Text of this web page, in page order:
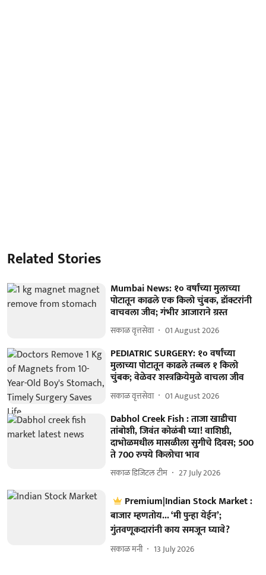
Related Stories
Mumbai News: १० वर्षांच्या मुलाच्या
पोटातून काढले एक किलो चुंबक, डॉक्टरांनी
वाचवला जीव; गंभीर आजाराने ग्रस्त
सकाळ वृत्तसेवा 01 August 2026
PEDIATRIC SURGERY: १० वर्षांच्या
मुलाच्या पोटातून काढले तब्बल १ किलो
चुंबक; वेळेवर शस्त्रक्रियेमुळे वाचला जीव
सकाळ वृत्तसेवा 01 August 2026
Dabhol Creek Fish : ताजा खाडीचा
तांबोशी, जिवंत कोळंबी घ्या! वाशिष्ठी,
दाभोळमधील मासळीला सुगीचे दिवस; 500
ते 700 रुपये किलोचा भाव
सकाळ डिजिटल टीम 27 July 2026
Premium|Indian Stock Market :
बाजार म्हणतोय... ‘मी पुन्हा येईन’;
गुंतवणूकदारांनी काय समजून घ्यावे?
सकाळ मनी 13 July 2026